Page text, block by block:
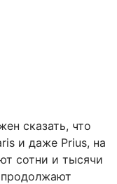
сказать, что
и даже Prius, на
сотни и тысячи